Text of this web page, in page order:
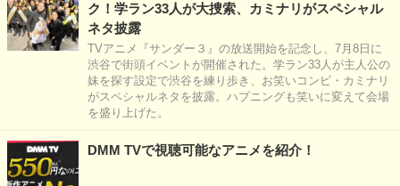
ク！学ラン33人が大捜索、カミナリがスペシャル
ネタ披露
TVアニメ『サンダー３』の放送開始を記念し、7月8日に
渋谷で街頭イベントが開催された。学ラン33人が主人公の
妹を探す設定で渋谷を練り歩き、お笑いコンビ・カミナリ
がスペシャルネタを披露。ハプニングも笑いに変えて会場
を盛り上げた。
DMM TVで視聴可能なアニメを紹介！